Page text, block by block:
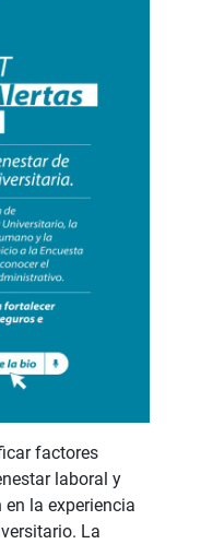
factores
laboral y
la experiencia
La